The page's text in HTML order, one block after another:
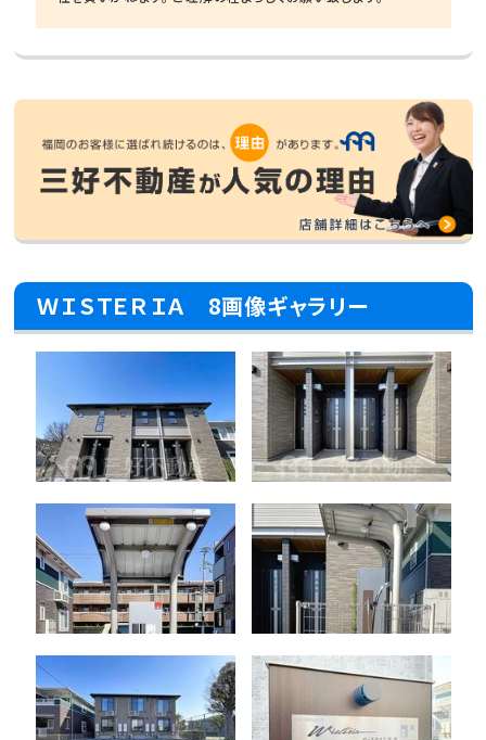
ＷＩＳＴＥＲＩＡ 8画像ギャラリー